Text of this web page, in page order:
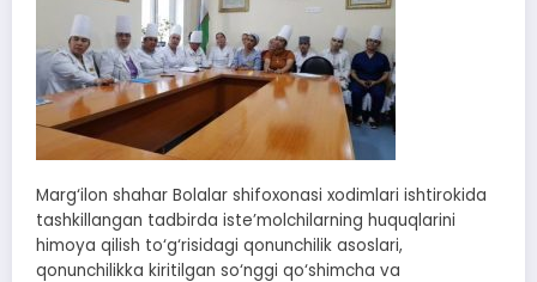
Marg‘ilon shahar Bolalar shifoxonasi xodimlari ishtirokida
tashkillangan tadbirda iste’molchilarning huquqlarini
himoya qilish to‘g‘risidagi qonunchilik asoslari,
qonunchilikka kiritilgan so‘nggi qo‘shimcha va